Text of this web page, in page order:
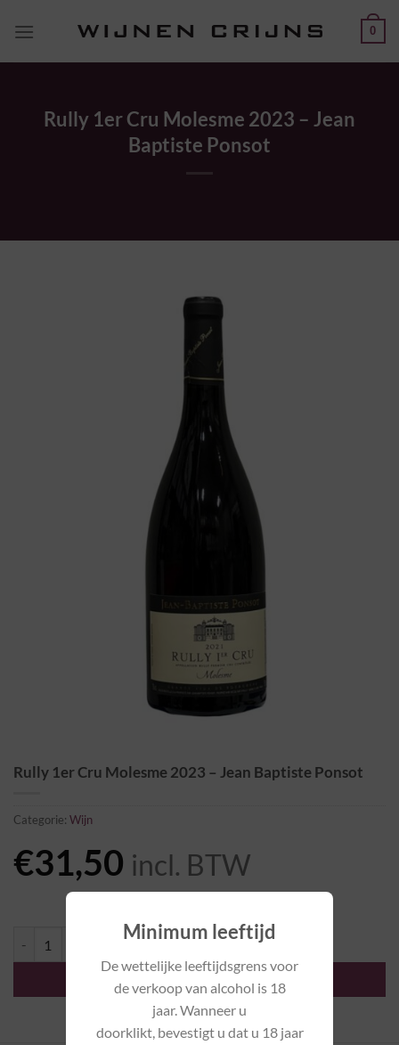
naar
0
Rully 1er Cru Molesme 2023 – Jean
Baptiste Ponsot
Rully 1er Cru Molesme 2023 – Jean Baptiste Ponsot
Categorie: Wijn
€31,50 incl. BTW
Rully 1er Cru Molesme 2023 - Jean Baptiste Ponsot aantal
TOEVOEGEN AAN WINKELWAGEN
Minimum leeftijd
De wettelijke leeftijdsgrens voor
de verkoop van alcohol is 18
jaar. Wanneer u
doorklikt, bevestigt u dat u 18 jaar